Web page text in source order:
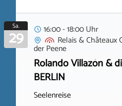
Sa.
29
16:00 - 18:00 Uhr
Relais & Châteaux
der Peene
Rolando Villazón &
BERLIN
Seelenreise